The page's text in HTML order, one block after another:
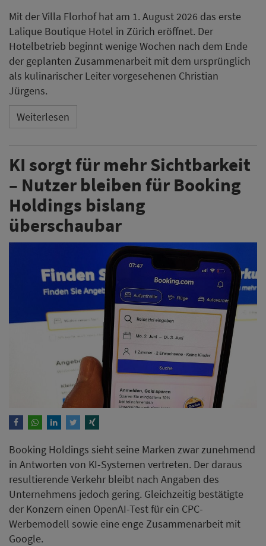
Mit der Villa Florhof hat am 1. August 2026 das erste
Lalique Boutique Hotel in Zürich eröffnet. Der
Hotelbetrieb beginnt wenige Wochen nach dem Ende
der geplanten Zusammenarbeit mit dem ursprünglich
als kulinarischer Leiter vorgesehenen Christian
Jürgens.
Weiterlesen
KI sorgt für mehr Sichtbarkeit
– Nutzer bleiben für Booking
Holdings bislang
überschaubar
Booking Holdings sieht seine Marken zwar zunehmend
in Antworten von KI-Systemen vertreten. Der daraus
resultierende Verkehr bleibt nach Angaben des
Unternehmens jedoch gering. Gleichzeitig bestätigte
der Konzern einen OpenAI-Test für ein CPC-
Werbemodell sowie eine enge Zusammenarbeit mit
Google.